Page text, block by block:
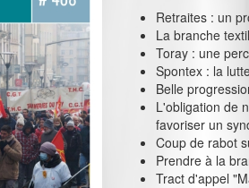
Retraites : un
La branche
Toray : une
Spontex : la
Belle
L'obligation de
favoriser un
Coup de rabot
Prendre à la
Tract d'appel